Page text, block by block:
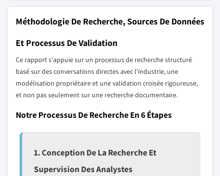
Méthodologie De Recherche, Sources De Données
Et Processus De Validation
Ce rapport s'appuie sur un processus de recherche structuré
basé sur des conversations directes avec l'industrie, une
modélisation propriétaire et une validation croisée rigoureuse,
et non pas seulement sur une recherche documentaire.
Notre Processus De Recherche En 6 Étapes
1. Conception De La Recherche Et
Supervision Des Analystes